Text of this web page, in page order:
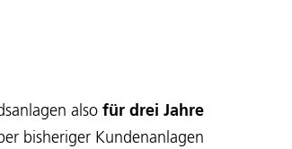
also für drei Jahre
bisheriger Kundenanlagen